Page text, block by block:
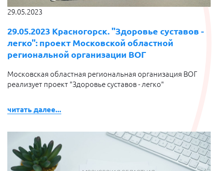
29.05.2023
29.05.2023 Красногорск. "Здоровье суставов -
легко": проект Московской областной
региональной организации ВОГ
Московская областная региональная организация ВОГ
реализует проект "Здоровье суставов - легко"
читать далее...